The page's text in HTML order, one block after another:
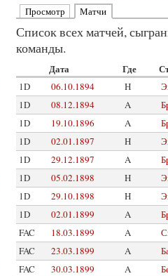
Просмотр Матчи
Список всех матчей,
команды.
Дата Где
1D 06.10.1894 H
1D
08.12.1894 A
1D
19.10.1896 A
1D
02.01.1897 H
1D
29.12.1897 A
1D
05.02.1898 H
1D
29.10.1898 H
1D
02.01.1899 A
FAC
18.03.1899 A
FAC
23.03.1899 A
FAC
30.03.1899 A